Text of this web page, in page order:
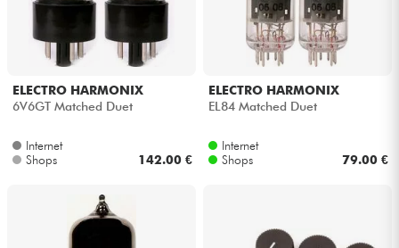
ELECTRO HARMONIX
6V6GT Matched Duet
Internet
Shops
142.00 €
ELECTRO HARMONIX
EL84 Matched Duet
Internet
Shops
79.00 €